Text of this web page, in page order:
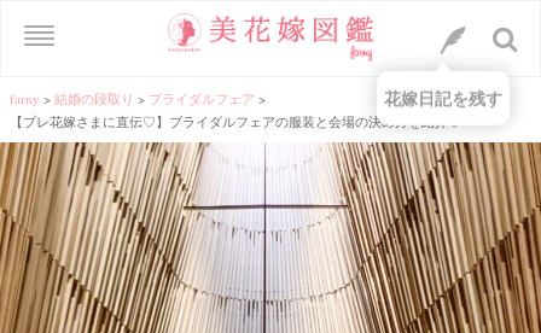
farny > 結婚の段取り > ブライダルフェア >
【プレ花嫁さまに直伝♡】ブライダルフェアの服装と会場の決め方を紹介♡
花嫁日記を残す